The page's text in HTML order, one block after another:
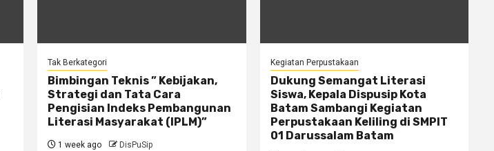
Tak Berkategori
Bimbingan Teknis ” Kebijakan,
Strategi dan Tata Cara
Pengisian Indeks Pembangunan
Literasi Masyarakat (IPLM)”
1 week ago DisPuSip
Kegiatan Perpustakaan
Dukung Semangat Literasi
Siswa, Kepala Dispusip Kota
Batam Sambangi Kegiatan
Perpustakaan Keliling di SMPIT
01 Darussalam Batam